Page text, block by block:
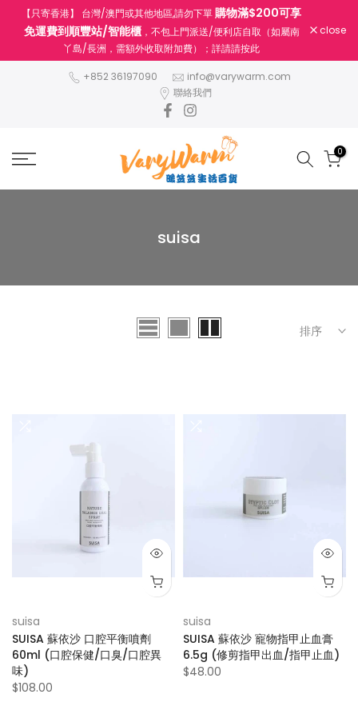
【只寄香港】 台灣/澳門或其他地區,請勿下單購物滿$200可享
免運費到順豐站/智能櫃，不包上門派送/便利店自取（如屬南
丫島/長洲，需額外收取附加費）；詳請請按此
close
+852 36197090
info@varywarm.com
聯絡我們
0
suisa
排序
suisa
SUISA 蘇依沙 口腔平衡噴劑
60ml (口腔保健/口臭/口腔異
味)
$108.00
suisa
SUISA 蘇依沙 寵物指甲止血膏
6.5g (修剪指甲出血/指甲止血)
$48.00